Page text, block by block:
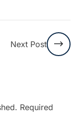
Next Post
Required